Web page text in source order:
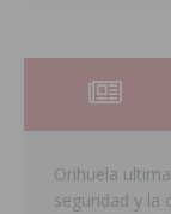
Orihuela
seguridad y la